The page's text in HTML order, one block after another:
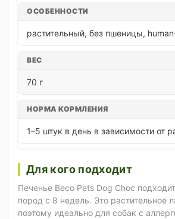
ОСОБЕННОСТИ
растительный, без пшеницы,
ВЕС
70 г
НОРМА КОРМЛЕНИЯ
1–5 штук в день в зависимости от
Для кого подходит
Печенье Beco Pets Dog Choc
пород с 8 недель. Это растительное
поэтому идеально для собак с